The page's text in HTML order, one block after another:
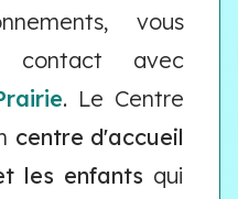
vous
contact avec
. Le Centre
centre d'accueil
les enfants qui